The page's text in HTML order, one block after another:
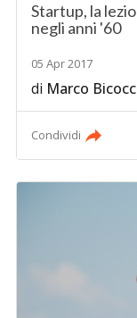
Startup, la
negli anni '60
05 Apr 2017
di Marco
Condividi